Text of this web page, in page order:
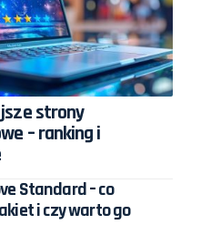
strony
– ranking i
Standard – co
i czy warto go